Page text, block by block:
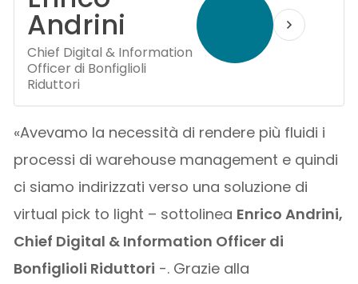
Andrini
Chief Digital & Information
Officer di Bonfiglioli
Riduttori
«Avevamo la necessità di rendere più fluidi i
processi di warehouse management e quindi
ci siamo indirizzati verso una soluzione di
virtual pick to light – sottolinea Enrico Andrini,
Chief Digital & Information Officer di
Bonfiglioli Riduttori -. Grazie alla